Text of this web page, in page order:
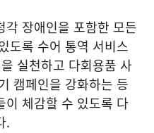
장애인을 포함한 모든
도록 수어 통역 서비스
실천하고 다회용품 사
캠페인을 강화하는 등
이 체감할 수 있도록 다
.